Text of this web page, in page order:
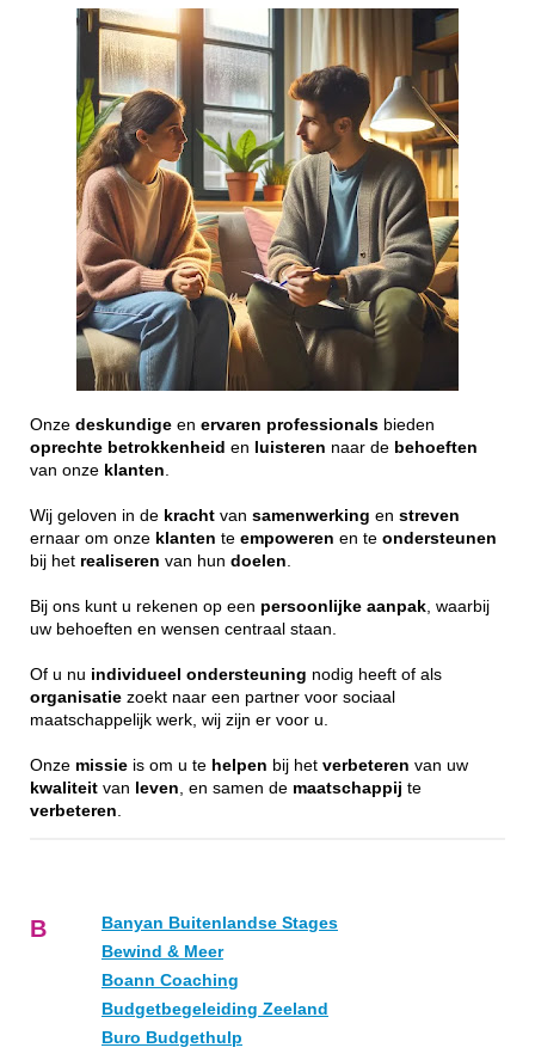
Onze deskundige en ervaren professionals bieden
oprechte betrokkenheid en luisteren naar de behoeften
van onze klanten
Wij geloven in de kracht van samenwerking en streven
ernaar om onze klanten te empoweren en te ondersteunen
bij het realiseren van hun doelen
Bij ons kunt u rekenen op een persoonlijke aanpak , waarbij
uw behoeften en wensen centraal staan.
Of u nu individueel ondersteuning nodig heeft of als
organisatie zoekt naar een partner voor sociaal
maatschappelijk werk, wij zijn er voor u.
Onze missie is om u te helpen bij het verbeteren van uw
kwaliteit van leven , en samen de maatschappij te
verbeteren
B
Banyan Buitenlandse Stages
Bewind & Meer
Boann Coaching
Budgetbegeleiding Zeeland
Buro Budgethulp